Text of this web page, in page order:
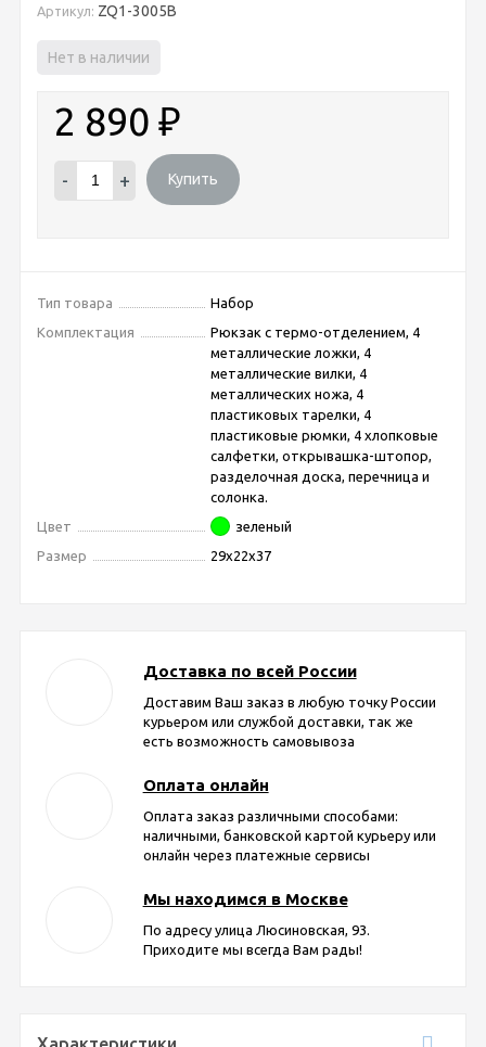
Артикул: ZQ1-3005В
Нет в наличии
2 890 ₽
- + Купить
Тип товара
Набор
Комплектация
Рюкзак с термо-отделением, 4
металлические ложки, 4
металлические вилки, 4
металлических ножа, 4
пластиковых тарелки, 4
пластиковые рюмки, 4 хлопковые
салфетки, открывашка-штопор,
разделочная доска, перечница и
солонка.
Цвет
зеленый
Размер
29х22х37
Доставка по всей России
Доставим Ваш заказ в любую точку России
курьером или службой доставки, так же
есть возможность самовывоза
Оплата онлайн
Оплата заказ различными способами:
наличными, банковской картой курьеру или
онлайн через платежные сервисы
Мы находимся в Москве
По адресу улица Люсиновская, 93.
Приходите мы всегда Вам рады!